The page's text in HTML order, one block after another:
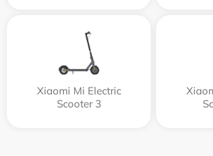
Xiaomi Mi Electric
Scooter 3